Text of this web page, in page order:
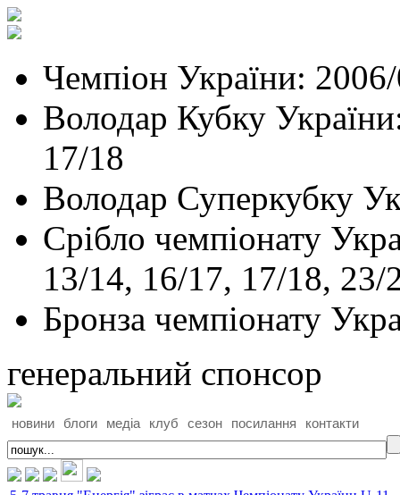
Чемпіон України:
Володар Кубку
17/18
Володар Суперкубку
Срібло чемпіонату
13/14, 16/17, 17/18, 23/
Бронза чемпіонату
генеральний спонсор
новини блоги медіа клуб сезон посилання контакти